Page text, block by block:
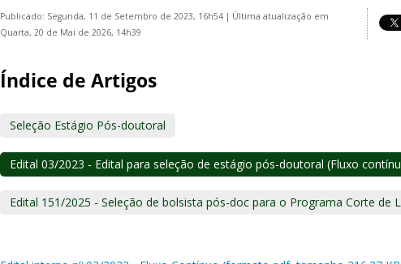
Publicado: Segunda, 11 de Setembro de 2023, 16h54 | Última atualização em
Quarta, 20 de Mai de 2026, 14h39
Índice de Artigos
Seleção Estágio Pós-doutoral
Edital 03/2023 - Edital para seleção de estágio pós-doutoral (Fluxo
Edital 151/2025 - Seleção de bolsista pós-doc para o Programa Corte de